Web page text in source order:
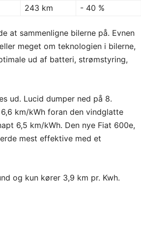
243 km - 40 %
at sammenligne bilerne på. Evnen
meget om teknologien i bilerne,
ud af batteri, strømstyring,
ud. Lucid dumper ned på 8.
km/kWh foran den vindglatte
6,5 km/kWh. Den nye Fiat 600e,
mest effektive med et
og kun kører 3,9 km pr. Kwh.